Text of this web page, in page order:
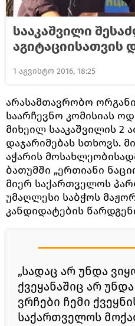
სააკაშვილი
აგიტაციისათვის
1 აგვისტო 2016, 18:25
არასამთავრობო
საარჩევნო კომისიას
მიხეილ სააკაშვილის 2
დაჯარიმებას სთხოვს.
აჭარის
ბათუმში „ერთიანი
მიერ საქართველოს
უმაღლესი საბჭოს
კანდიდატების
„სადაც არ უნდა
ქვეყანაშიც არ
ვრჩები ჩემი
საქართველოს